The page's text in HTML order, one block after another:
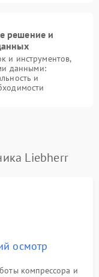
решение и
и инструментов,
данными:
и
Liebherr
осмотр
компрессора и